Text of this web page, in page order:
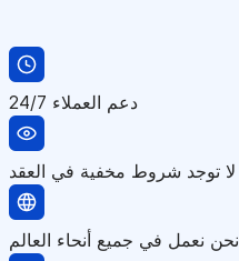
دعم العملاء 24/7
لا توجد شروط مخفية في العقد
نحن نعمل في جميع أنحاء العالم